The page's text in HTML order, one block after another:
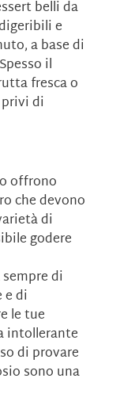
belli da
e
a base di
il
fresca o
di
offrono
che devono
di
godere
di
di
le tue
intollerante
di provare
sono una